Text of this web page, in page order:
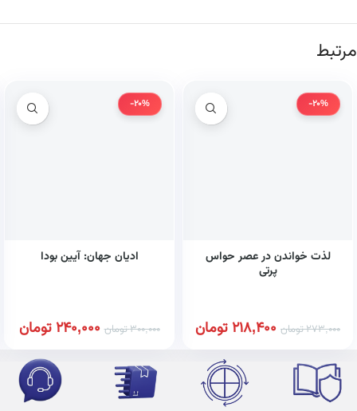
مرتبط
-20%
لذت خواندن در عصر حواس
پرتی
273,000تومان 218,400تومان
-20%
ادیان جهان: آیین بودا
300,000تومان 240,000تومان